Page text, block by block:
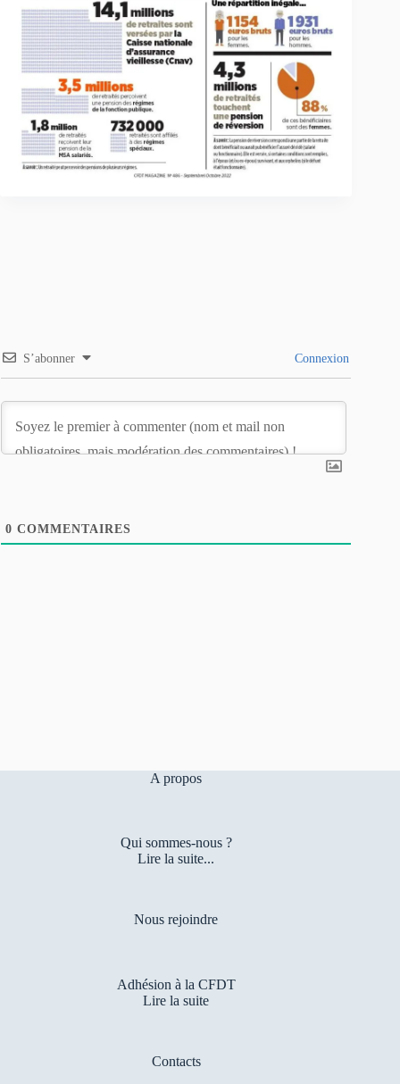
S’abonner Connexion
0 COMMENTAIRES
A propos
Qui sommes-nous ?
Lire la suite...
Nous rejoindre
Adhésion à la CFDT
Lire la suite
Contacts